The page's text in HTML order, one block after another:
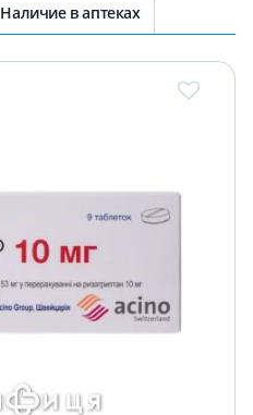
Наличие в аптеках